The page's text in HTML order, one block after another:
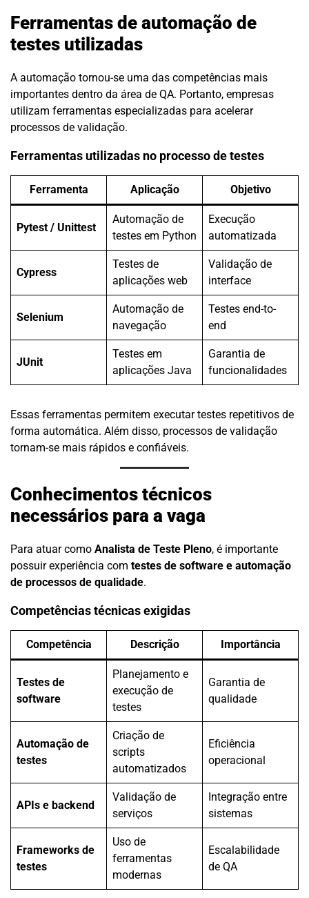
Ferramentas de automação de
testes utilizadas
A automação tornou-se uma das competências mais
importantes dentro da área de QA. Portanto, empresas
utilizam ferramentas especializadas para acelerar
processos de validação.
Ferramentas utilizadas no processo de testes
Ferramenta Aplicação Objetivo
Pytest / Unittest
Automação de
testes em Python
Execução
automatizada
Cypress
Testes de
aplicações web
Validação de
interface
Selenium
Automação de
navegação
Testes end-to-
end
JUnit
Testes em
aplicações Java
Garantia de
funcionalidades
Essas ferramentas permitem executar testes repetitivos de
forma automática. Além disso, processos de validação
tornam-se mais rápidos e confiáveis.
Conhecimentos técnicos
necessários para a vaga
Para atuar como Analista de Teste Pleno, é importante
possuir experiência com testes de software e automação
de processos de qualidade.
Competências técnicas exigidas
Competência Descrição Importância
Testes de
software
Planejamento e
execução de
testes
Garantia de
qualidade
Automação de
testes
Criação de
scripts
automatizados
Eficiência
operacional
APIs e backend
Validação de
serviços
Integração entre
sistemas
Frameworks de
testes
Uso de
ferramentas
modernas
Escalabilidade
de QA